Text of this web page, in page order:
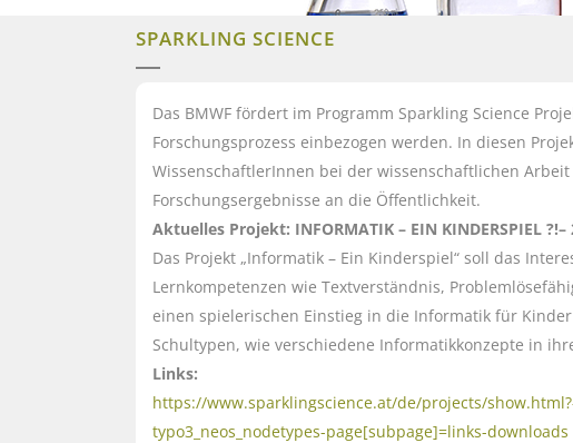
SPARKLING SCIENCE
Das BMWF fördert im Programm Sparkling Science
Forschungsprozess einbezogen werden. In diesen
WissenschaftlerInnen bei der wissenschaftlichen
Forschungsergebnisse an die Öffentlichkeit.
Aktuelles Projekt: INFORMATIK – EIN KINDERSPIEL ?!–
Das Projekt „Informatik – Ein Kinderspiel“ soll das
Lernkompetenzen wie Textverständnis,
einen spielerischen Einstieg in die Informatik für
Schultypen, wie verschiedene Informatikkonzepte in
Links:
https://www.sparklingscience.at/de/projects/
typo3_neos_nodetypes-page[subpage]=links-downloads